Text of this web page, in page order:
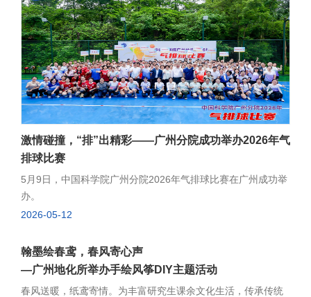
激情碰撞，“排”出精彩——广州分院成功举办2026年气
排球比赛
5月9日，中国科学院广州分院2026年气排球比赛在广州成功举
办。
2026-05-12
翰墨绘春鸢，春风寄心声
—广州地化所举办手绘风筝DIY主题活动
春风送暖，纸鸢寄情。为丰富研究生课余文化生活，传承传统